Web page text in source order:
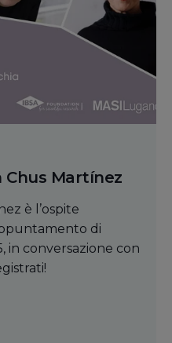
Chus Martínez
è l’ospite
di
in conversazione con